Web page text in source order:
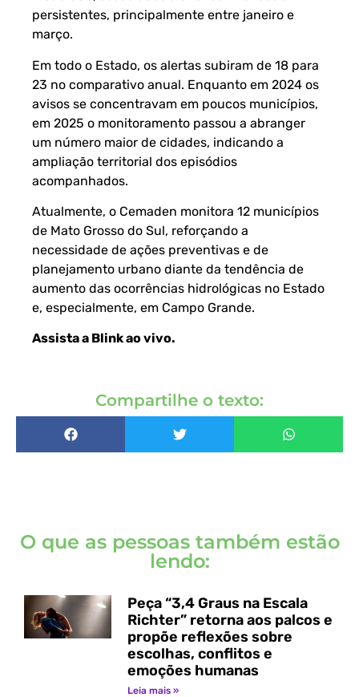
persistentes, principalmente entre janeiro e
março.
Em todo o Estado, os alertas subiram de 18 para
23 no comparativo anual. Enquanto em 2024 os
avisos se concentravam em poucos municípios,
em 2025 o monitoramento passou a abranger
um número maior de cidades, indicando a
ampliação territorial dos episódios
acompanhados.
Atualmente, o Cemaden monitora 12 municípios
de Mato Grosso do Sul, reforçando a
necessidade de ações preventivas e de
planejamento urbano diante da tendência de
aumento das ocorrências hidrológicas no Estado
e, especialmente, em Campo Grande.
Assista a Blink ao vivo.
Compartilhe o texto:
O que as pessoas também estão
lendo:
Peça “3,4 Graus na Escala
Richter” retorna aos palcos e
propõe reflexões sobre
escolhas, conflitos e
emoções humanas
Leia mais »